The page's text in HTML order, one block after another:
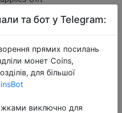
Doll Cupcake
Sports Birthday
Gift
та бот у Telegram:
прямих посилань
монет Coins,
для більшої
виключно для